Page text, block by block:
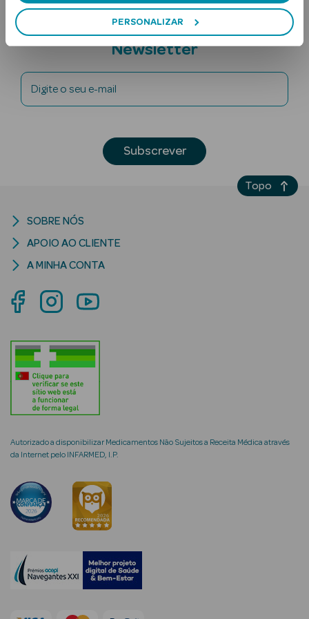
PERSONALIZAR
Lábios
Solares Bebé e
Criança
Rosto e
Cosmética
Hidratantes
Séruns Faciais
Creme de Olhos
Subscreva a
Newsletter
Digite o seu e-mail
Subscrever
Autorizado a disponibilizar Medicamentos Não Sujeitos a Receita Médica através
da Internet pelo INFARMED, I.P.
SOBRE NÓS
APOIO AO CLIENTE
A MINHA CONTA
Topo